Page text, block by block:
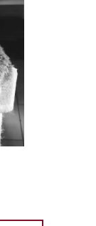
2014 qui
vivre en
est décédée